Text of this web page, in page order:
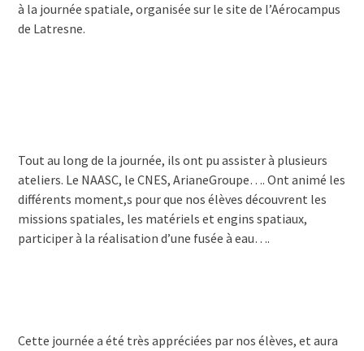
à la journée spatiale, organisée sur le site de l’Aérocampus
de Latresne.
Tout au long de la journée, ils ont pu assister à plusieurs
ateliers. Le NAASC, le CNES, ArianeGroupe…. Ont animé les
différents moment,s pour que nos élèves découvrent les
missions spatiales, les matériels et engins spatiaux,
participer à la réalisation d’une fusée à eau….
Cette journée a été très appréciées par nos élèves, et aura